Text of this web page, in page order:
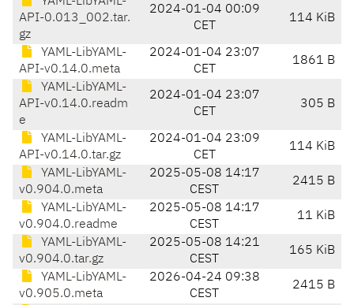
API-0.013_002.tar.
gz
2024-01-04 00:09
CET
114 KiB
YAML-LibYAML-
API-v0.14.0.meta
2024-01-04 23:07
CET
1861 B
YAML-LibYAML-
API-v0.14.0.readm
e
2024-01-04 23:07
CET
305 B
YAML-LibYAML-
API-v0.14.0.tar.gz
2024-01-04 23:09
CET
114 KiB
YAML-LibYAML-
v0.904.0.meta
2025-05-08 14:17
CEST
2415 B
YAML-LibYAML-
v0.904.0.readme
2025-05-08 14:17
CEST
11 KiB
YAML-LibYAML-
v0.904.0.tar.gz
2025-05-08 14:21
CEST
165 KiB
YAML-LibYAML-
v0.905.0.meta
2026-04-24 09:38
CEST
2415 B